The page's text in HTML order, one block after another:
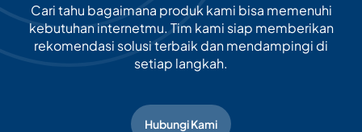
Cari tahu bagaimana produk kami bisa memenuhi
kebutuhan internetmu. Tim kami siap memberikan
rekomendasi solusi terbaik dan mendampingi di
setiap langkah.
Hubungi Kami